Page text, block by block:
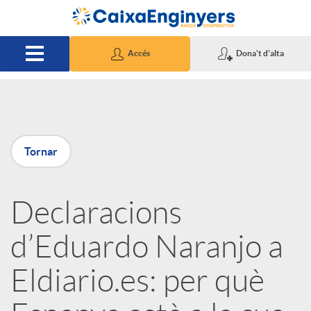
Salta al contingut principal
Accés Dona't d'alta
P
u
b
l
Tornar
Declaracions
d’Eduardo Naranjo a
Eldiario.es: per què